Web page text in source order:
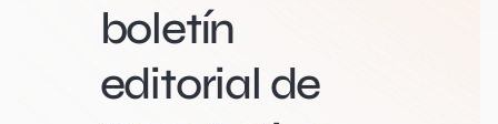
boletín
editorial de